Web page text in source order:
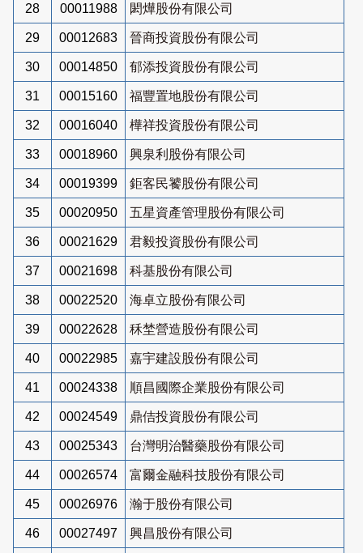
28 00011988 閎燁股份有限公司
29 00012683 晉商投資股份有限公司
30 00014850 郁添投資股份有限公司
31 00015160 福豐置地股份有限公司
32 00016040 樺祥投資股份有限公司
33 00018960 興泉利股份有限公司
34 00019399 鉅客民饕股份有限公司
35 00020950 五星資產管理股份有限公司
36 00021629 君毅投資股份有限公司
37 00021698 科基股份有限公司
38 00022520 海卓立股份有限公司
39 00022628 秝埜營造股份有限公司
40 00022985 嘉宇建設股份有限公司
41 00024338 順昌國際企業股份有限公司
42 00024549 鼎佶投資股份有限公司
43 00025343 台灣明治醫藥股份有限公司
44 00026574 富爾金融科技股份有限公司
45 00026976 瀚于股份有限公司
46 00027497 興昌股份有限公司